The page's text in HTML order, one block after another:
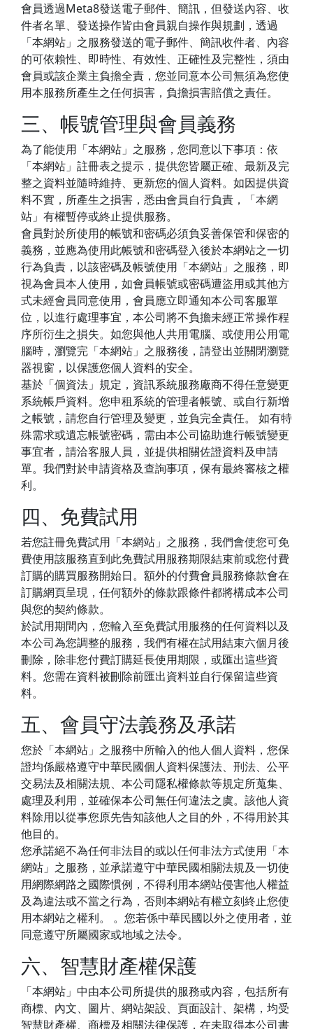
會員透過Meta8發送電子郵件、簡訊，但發送內容、收
件者名單、發送操作皆由會員親自操作與規劃，透過
「本網站」之服務發送的電子郵件、簡訊收件者、內容
的可依賴性、即時性、有效性、正確性及完整性，須由
會員或該企業主負擔全責，您並同意本公司無須為您使
用本服務所產生之任何損害，負擔損害賠償之責任。
三、帳號管理與會員義務
為了能使用「本網站」之服務，您同意以下事項：依
「本網站」註冊表之提示，提供您皆屬正確、最新及完
整之資料並隨時維持、更新您的個人資料。如因提供資
料不實，所產生之損害，悉由會員自行負責，「本網
站」有權暫停或終止提供服務。
會員對於所使用的帳號和密碼必須負妥善保管和保密的
義務，並應為使用此帳號和密碼登入後於本網站之一切
行為負責，以該密碼及帳號使用「本網站」之服務，即
視為會員本人使用，如會員帳號或密碼遭盜用或其他方
式未經會員同意使用，會員應立即通知本公司客服單
位，以進行處理事宜，本公司將不負擔未經正常操作程
序所衍生之損失。如您與他人共用電腦、或使用公用電
腦時，瀏覽完「本網站」之服務後，請登出並關閉瀏覽
器視窗，以保護您個人資料的安全。
基於「個資法」規定，資訊系統服務廠商不得任意變更
系統帳戶資料。您申租系統的管理者帳號、或自行新增
之帳號，請您自行管理及變更，並負完全責任。 如有特
殊需求或遺忘帳號密碼，需由本公司協助進行帳號變更
事宜者，請洽客服人員，並提供相關佐證資料及申請
單。我們對於申請資格及查詢事項，保有最終審核之權
利。
四、免費試用
若您註冊免費試用「本網站」之服務，我們會使您可免
費使用該服務直到此免費試用服務期限結束前或您付費
訂購的購買服務開始日。額外的付費會員服務條款會在
訂購網頁呈現，任何額外的條款跟條件都將構成本公司
與您的契約條款。
於試用期間內，您輸入至免費試用服務的任何資料以及
本公司為您調整的服務，我們有權在試用結束六個月後
刪除，除非您付費訂購延長使用期限，或匯出這些資
料。您需在資料被刪除前匯出資料並自行保留這些資
料。
五、會員守法義務及承諾
您於「本網站」之服務中所輸入的他人個人資料，您保
證均係嚴格遵守中華民國個人資料保護法、刑法、公平
交易法及相關法規、本公司隱私權條款等規定所蒐集、
處理及利用，並確保本公司無任何違法之虞。該他人資
料除用以從事您原先告知該他人之目的外，不得用於其
他目的。
您承諾絕不為任何非法目的或以任何非法方式使用「本
網站」之服務，並承諾遵守中華民國相關法規及一切使
用網際網路之國際慣例，不得利用本網站侵害他人權益
及為違法或不當之行為，否則本網站有權立刻終止您使
用本網站之權利。 。您若係中華民國以外之使用者，並
同意遵守所屬國家或地域之法令。
六、智慧財產權保護
「本網站」中由本公司所提供的服務或內容，包括所有
商標、內文、圖片、網站架設、頁面設計、架構，均受
智慧財產權、商標及相關法律保護，在未取得本公司書